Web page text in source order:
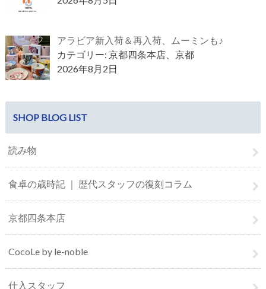
アラビア新入荷＆再入荷、ムーミンも♪
カテゴリー: 京都四条本店、京都
2026年8月2日
SHOP BLOG LIST
読み物
食卓の歳時記 ｜ 歴代スタッフの復刻コラム
京都四条本店
CocoLe by le-noble
仕入スタッフ